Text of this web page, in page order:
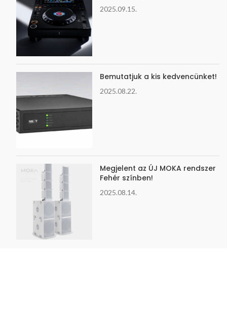
2025.09.15.
Bemutatjuk a kis kedvencünket!
2025.08.22.
Megjelent az ÚJ MOKA rendszer
Fehér színben!
2025.08.14.